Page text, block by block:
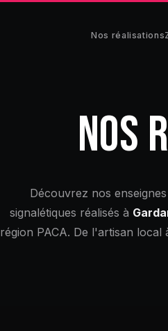
Nos réalisations
NOS
Découvrez nos
signalétiques réalisés à
région PACA. De l'artisan local